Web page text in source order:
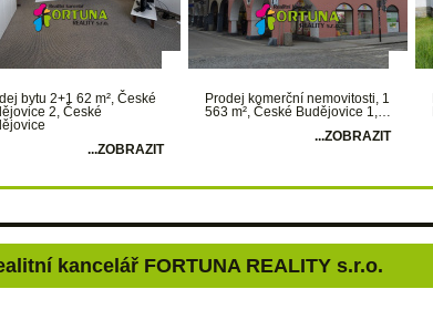
bytu 2+1 62 m², České
2, České
...ZOBRAZIT
Prodej komerční nemovitosti, 1
563 m², České Budějovice 1,…
...ZOBRAZIT
kancelář FORTUNA REALITY s.r.o.